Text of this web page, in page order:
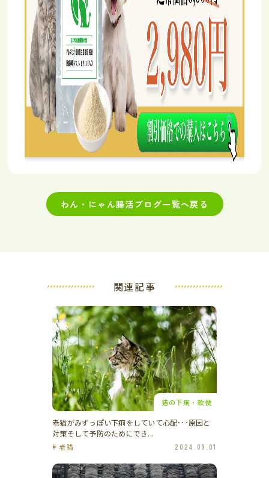
わん・にゃん腸活ブログ一覧へ戻る
関連記事
猫の下痢・軟便
老猫がみずっぽい下痢をしていて心配･･･原因と
対策そして予防のためにでき...
# 老猫 2024.09.01